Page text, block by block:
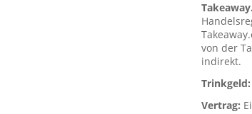
von der
indirekt.
Trinkgeld:
Vertrag: